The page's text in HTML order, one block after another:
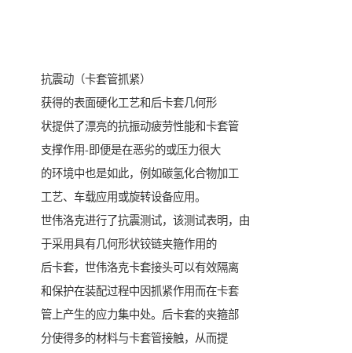
抗震动（卡套管抓紧）
获得的表面硬化工艺和后卡套几何形
状提供了漂亮的抗振动疲劳性能和卡套管
支撑作用-即便是在恶劣的或压力很大
的环境中也是如此，例如碳氢化合物加工
工艺、车载应用或旋转设备应用。
世伟洛克进行了抗震测试，该测试表明，由
于采用具有几何形状铰链夹箍作用的
后卡套，世伟洛克卡套接头可以有效隔离
和保护在装配过程中因抓紧作用而在卡套
管上产生的应力集中处。后卡套的夹箍部
分使得多的材料与卡套管接触，从而提